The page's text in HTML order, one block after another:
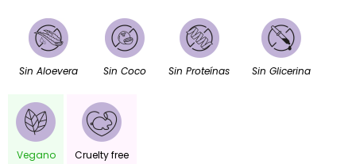
Sin Aloevera Sin Coco Sin Proteínas Sin Glicerina
Vegano Cruelty free